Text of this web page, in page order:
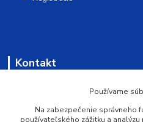
Kontakt
Používame
Na zabezpečenie správneho
používateľského zážitku a